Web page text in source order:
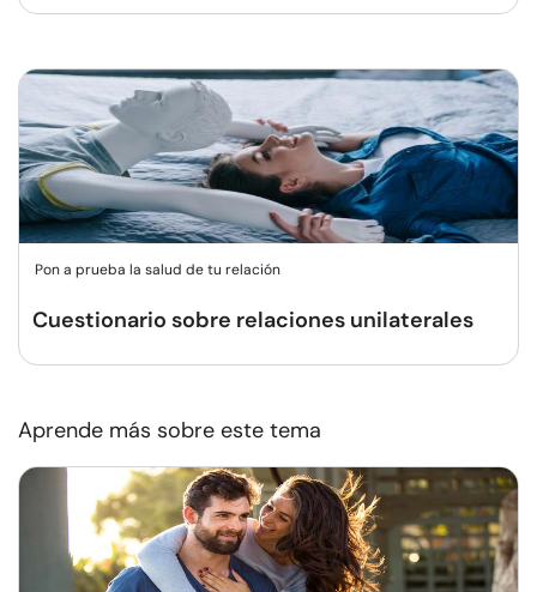
Pon a prueba la salud de tu relación
Cuestionario sobre relaciones unilaterales
Aprende más sobre este tema